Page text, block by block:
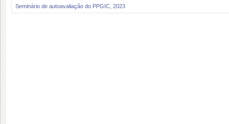
Seminário de autoavaliação do PPGIC, 2023